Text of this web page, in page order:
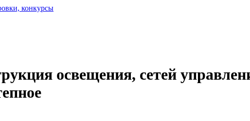
конкурсы
освещения, сетей